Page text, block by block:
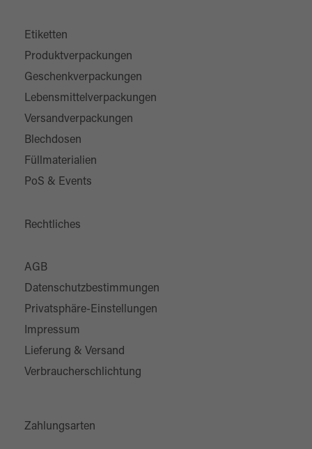
Etiketten
Produktverpackungen
Geschenkverpackungen
Lebensmittelverpackungen
Versandverpackungen
Blechdosen
Füllmaterialien
PoS & Events
Rechtliches
AGB
Datenschutzbestimmungen
Privatsphäre-Einstellungen
Impressum
Lieferung & Versand
Verbraucherschlichtung
Zahlungsarten